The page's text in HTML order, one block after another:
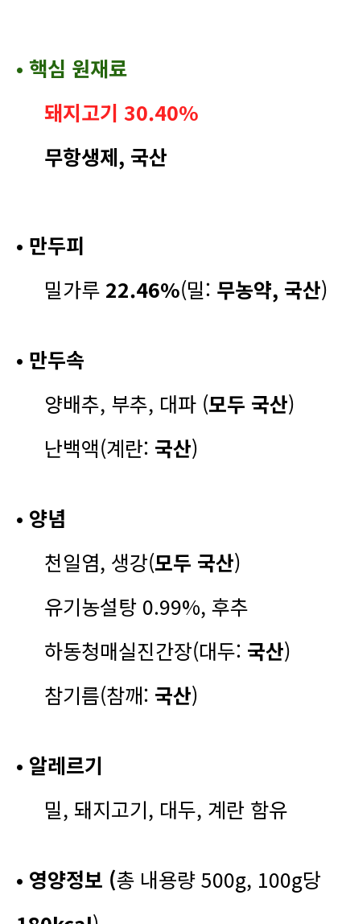
• 핵심 원재료
돼지고기 30.40%
무항생제, 국산
• 만두피
밀가루 22.46%(밀: 무농약, 국산)
• 만두속
양배추, 부추, 대파 (모두 국산)
난백액(계란: 국산)
• 양념
천일염, 생강(모두 국산)
유기농설탕 0.99%, 후추
하동청매실진간장(대두: 국산)
참기름(참깨: 국산)
• 알레르기
밀, 돼지고기, 대두, 계란 함유
• 영양정보 (총 내용량 500g, 100g당